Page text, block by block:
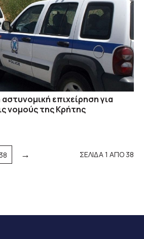
επιχείρηση για
νομούς της Κρήτης
Σελίδα
38 → ΣΕΛΙΔΑ 1 ΑΠΟ 38